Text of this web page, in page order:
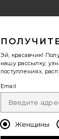
Эй, красавчик!
нашу рассылку,
поступлениях,
Email
Женщины